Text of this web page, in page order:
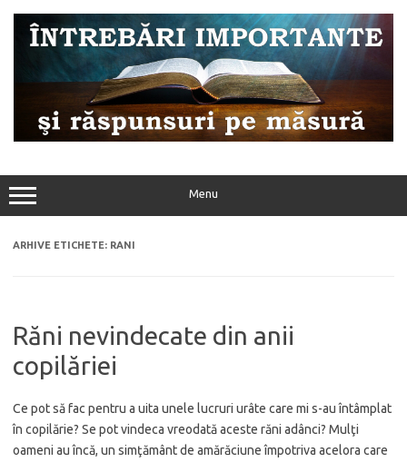
conținut
Menu
ARHIVE ETICHETE: RANI
Răni nevindecate din anii
copilăriei
Ce pot să fac pentru a uita unele lucruri urâte care mi s-au întâmplat
în copilărie? Se pot vindeca vreodată aceste răni adânci? Mulţi
oameni au încă, un simţământ de amărăciune împotriva acelora care